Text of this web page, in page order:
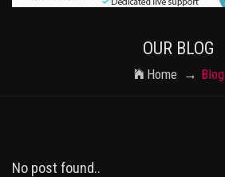
OUR BLOG
Home Blog
No post found..